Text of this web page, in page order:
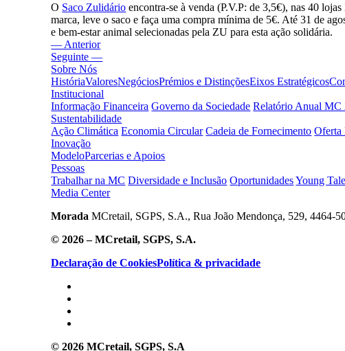
O Saco Zulidário encontra-se à venda (P.V.P: de 3,5€), nas 40
marca, leve o saco e faça uma compra mínima de 5€. Até 31 de
e bem-estar animal selecionadas pela ZU para esta ação solidária.
— Anterior
Seguinte —
Sobre Nós
HistóriaValoresNegóciosPrémios e DistinçõesEixos Estratégicos
Institucional
Informação Financeira Governo da Sociedade Relatório Anual MC
Sustentabilidade
Ação Climática Economia Circular Cadeia de Fornecimento Oferta
Inovação
ModeloParcerias e Apoios
Pessoas
Trabalhar na MC Diversidade e Inclusão Oportunidades Young
Media Center
Morada MCretail, SGPS, S.A., Rua João Mendonça, 529, 4464-
© 2026 – MCretail, SGPS, S.A.
Declaração de CookiesPolítica & privacidade
© 2026 MCretail, SGPS, S.A